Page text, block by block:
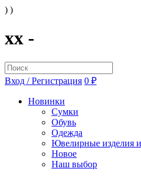
) )
xx -
Вход / Регистрация 0 ₽
Новинки
Сумки
Обувь
Одежда
Ювелирные изделия
Новое
Наш выбор